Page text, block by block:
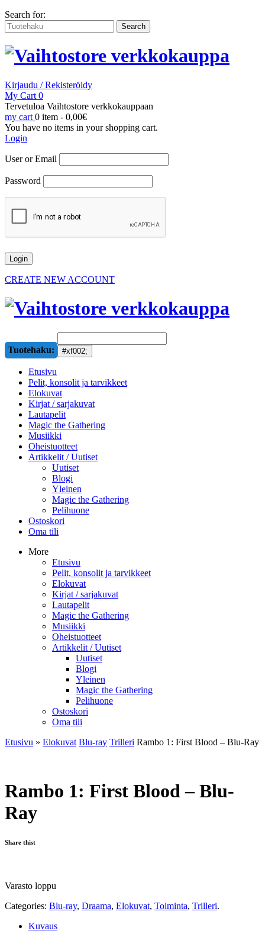
Search for:
Kirjaudu / Rekisteröidy
My Cart 0
Tervetuloa Vaihtostore verkkokauppaan
my cart 0 item - 0,00€
You have no items in your shopping cart.
Login
User or Email
Password
CREATE NEW ACCOUNT
Tuotehaku:
Etusivu
Pelit, konsolit ja tarvikkeet
Elokuvat
Kirjat / sarjakuvat
Lautapelit
Magic the Gathering
Musiikki
Oheistuotteet
Artikkelit / Uutiset
Uutiset
Blogi
Yleinen
Magic the Gathering
Pelihuone
Ostoskori
Oma tili
More
Etusivu
Pelit, konsolit ja tarvikkeet
Elokuvat
Kirjat / sarjakuvat
Lautapelit
Magic the Gathering
Musiikki
Oheistuotteet
Artikkelit / Uutiset
Uutiset
Blogi
Yleinen
Magic the Gathering
Pelihuone
Ostoskori
Oma tili
Etusivu » Elokuvat Blu-ray Trilleri Rambo 1: First Blood – Blu-Ray
Rambo 1: First Blood – Blu-
Ray
Share thist
Varasto loppu
Categories: Blu-ray, Draama, Elokuvat, Toiminta, Trilleri.
Kuvaus